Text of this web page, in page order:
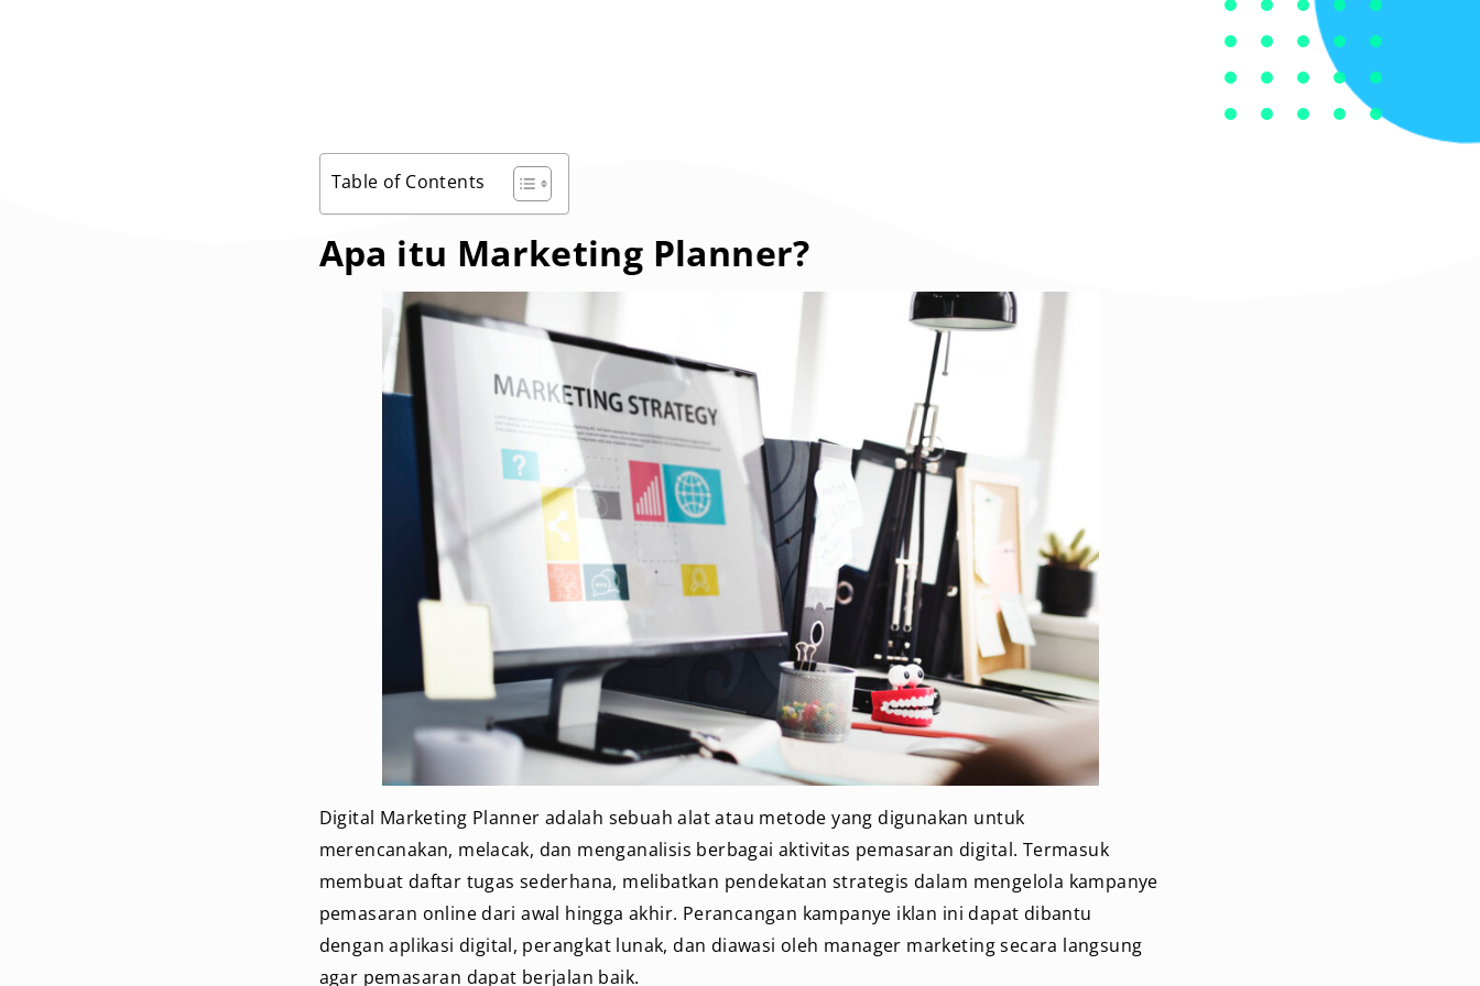
Table of Contents
Apa itu Marketing Planner?
Digital Marketing Planner adalah sebuah alat atau metode yang digunakan untuk
merencanakan, melacak, dan menganalisis berbagai aktivitas pemasaran digital. Termasuk
membuat daftar tugas sederhana, melibatkan pendekatan strategis dalam mengelola kampanye
pemasaran online dari awal hingga akhir. Perancangan kampanye iklan ini dapat dibantu
dengan aplikasi digital, perangkat lunak, dan diawasi oleh manager marketing secara langsung
agar pemasaran dapat berjalan baik.